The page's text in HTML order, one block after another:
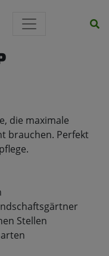
die maximale
brauchen. Perfekt
Stellen